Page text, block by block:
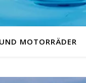
MOTORRÄDER